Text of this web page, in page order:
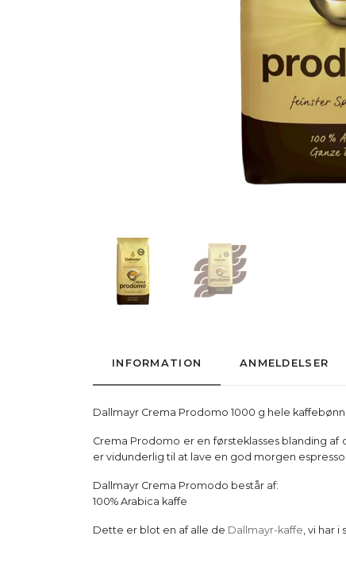
INFORMATION ANMELDELSER
Dallmayr Crema Prodomo 1000 g hele
Crema Prodomo er en førsteklasses blanding
er vidunderlig til at lave en god morgen espresso.
Dallmayr Crema Promodo består af:
100% Arabica kaffe
Dette er blot en af alle de Dallmayr-kaffe, vi har i